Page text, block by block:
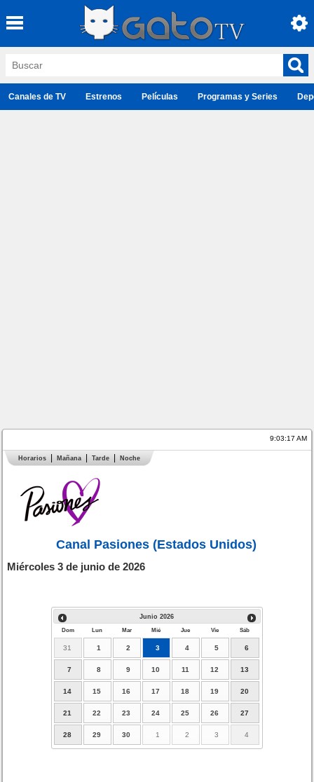
Canales de TV Estrenos Películas Programas y Series
9:03:17 AM
Horarios Mañana Tarde Noche
Canal Pasiones (Estados Unidos)
Miércoles 3 de junio de 2026
Junio 2026
Dom Lun Mar Mié Jue Vie Sáb
31 1 2 3 4 5 6
7 8 9 10 11 12 13
14 15 16 17 18 19 20
21 22 23 24 25 26 27
28 29 30 1 2 3 4